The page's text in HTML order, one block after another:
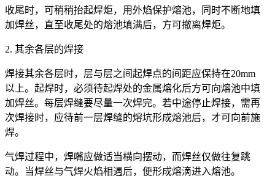
收尾时，可稍稍抬起焊炬，用外焰保护熔池，同时不断地填
加焊丝，直至收尾处的熔池填满后，方可撤离焊炬。
2. 其余各层的焊接
焊接其余各层时，层与层之间起焊点的间距应保持在20mm
以上。起焊时，必须待起焊处的金属熔化后方可向熔池中填
加焊丝。每层焊缝要尽量一次焊完。若中途停止焊接，需再
次焊接时，应待前一层焊缝的熔坑形成熔池后，才可向前施
焊。
气焊过程中，焊嘴应做适当横向摆动，而焊丝仅做往复跳
动。当焊丝与气焊火焰相遇后，便形成熔滴进入熔池。